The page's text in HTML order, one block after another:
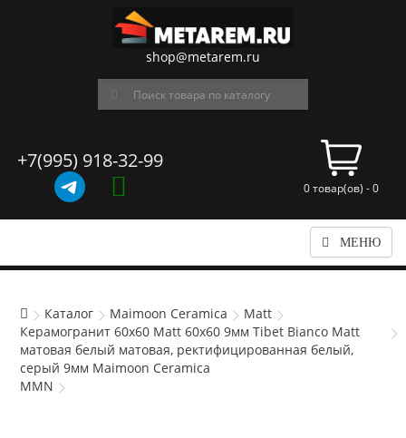
shop@metarem.ru
+7(995) 918-32-99
0 товар(ов) - 0
МЕНЮ
Каталог Maimoon Ceramica
Matt
Керамогранит 60x60 Matt 60x60 9мм Tibet Bianco Matt
матовая белый матовая, ректифицированная белый,
серый 9мм Maimoon Ceramica
MMN